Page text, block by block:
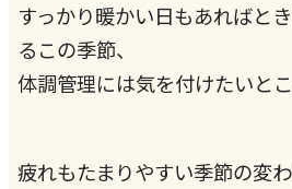
すっかり暖かい日もあればと
るこの季節、
体調管理には気を付けたいと
疲れもたまりやすい季節の変わ